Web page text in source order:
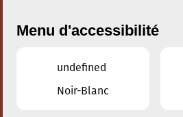
Concerts
Menu d'accessibilité
undefined
Noir-Blanc